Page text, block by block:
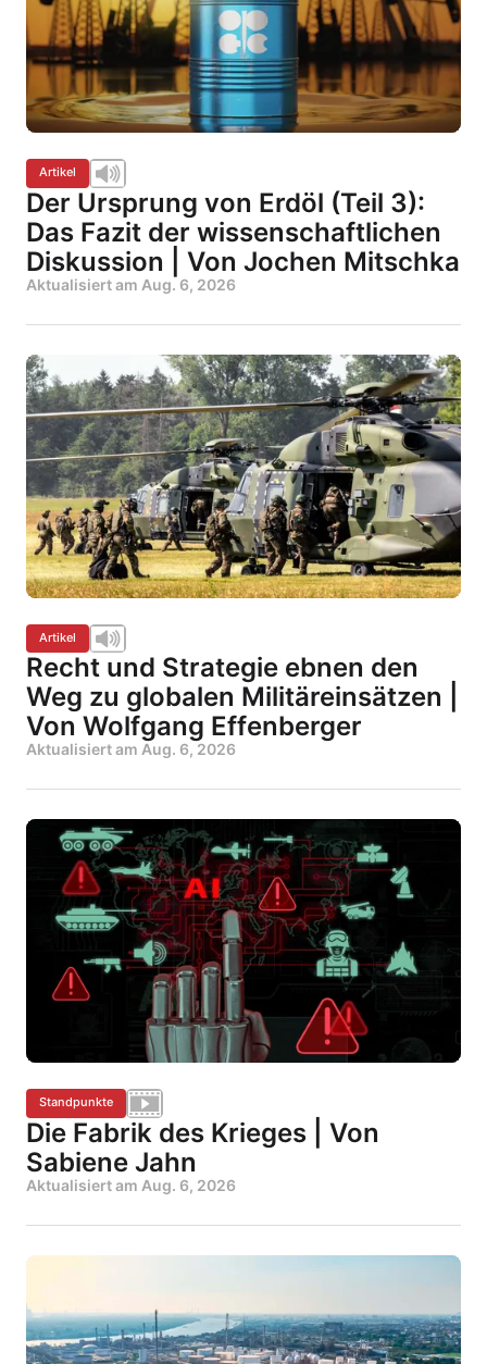
Artikel
Der Ursprung von Erdöl (Teil 3):
Das Fazit der wissenschaftlichen
Diskussion | Von Jochen Mitschka
Aktualisiert am Aug. 6, 2026
Artikel
Recht und Strategie ebnen den
Weg zu globalen Militäreinsätzen |
Von Wolfgang Effenberger
Aktualisiert am Aug. 6, 2026
Standpunkte
Die Fabrik des Krieges | Von
Sabiene Jahn
Aktualisiert am Aug. 6, 2026